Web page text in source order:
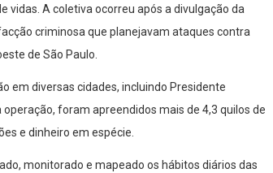
vidas. A coletiva ocorreu após a divulgação da
criminosa que planejavam ataques contra
de São Paulo.
em diversas cidades, incluindo Presidente
foram apreendidos mais de 4,3 quilos de
e dinheiro em espécie.
monitorado e mapeado os hábitos diários das